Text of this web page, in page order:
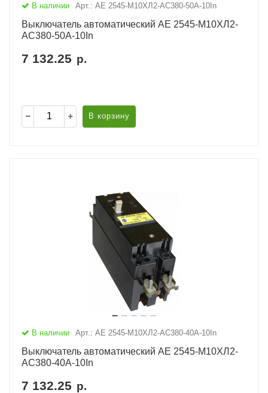
В наличии Арт.: АЕ 2545-М10ХЛ2-AC380-50А-10In
Выключатель автоматический АЕ 2545-М10ХЛ2-
AC380-50А-10In
7 132.25 р.
В корзину
В наличии Арт.: АЕ 2545-М10ХЛ2-AC380-40А-10In
Выключатель автоматический АЕ 2545-М10ХЛ2-
AC380-40А-10In
7 132.25 р.